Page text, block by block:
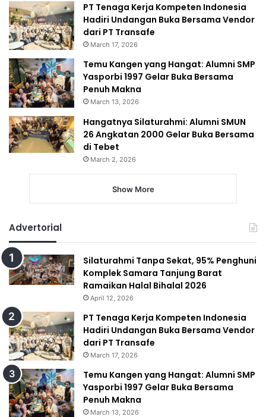
PT Tenaga Kerja Kompeten Indonesia
Hadiri Undangan Buka Bersama Vendor
dari PT Transafe
March 17, 2026
Temu Kangen yang Hangat: Alumni SMP
Yasporbi 1997 Gelar Buka Bersama
Penuh Makna
March 13, 2026
Hangatnya Silaturahmi: Alumni SMUN
26 Angkatan 2000 Gelar Buka Bersama
di Tebet
March 2, 2026
Show More
Advertorial
Silaturahmi Tanpa Sekat, 95% Penghuni
Komplek Samara Tanjung Barat
Ramaikan Halal Bihalal 2026
April 12, 2026
PT Tenaga Kerja Kompeten Indonesia
Hadiri Undangan Buka Bersama Vendor
dari PT Transafe
March 17, 2026
Temu Kangen yang Hangat: Alumni SMP
Yasporbi 1997 Gelar Buka Bersama
Penuh Makna
March 13, 2026